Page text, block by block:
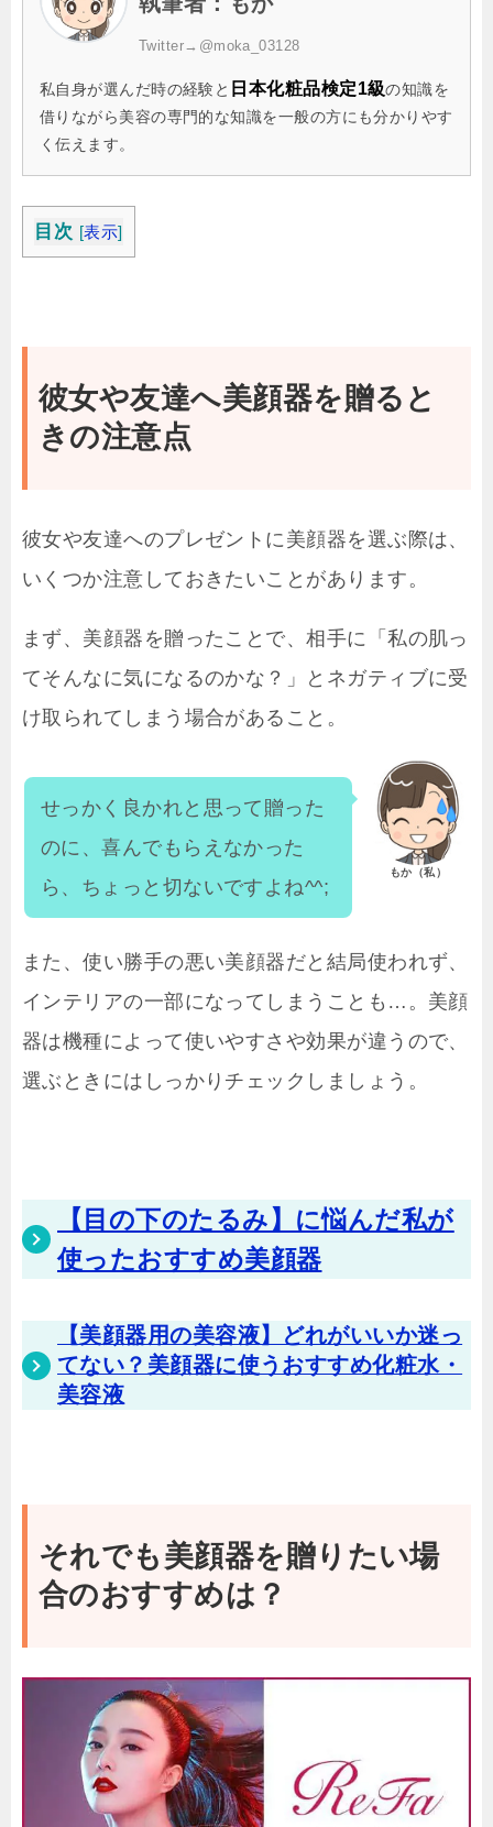
Twitter→ @moka_03128
私自身が選んだ時の経験と 日本化粧品検定1級の知識を
借りながら美容の専門的な知識を一般の方にも分かりやす
く伝えます。
目次 [表示]
彼女や友達へ美顔器を贈ると
きの注意点
彼女や友達へのプレゼントに美顔器を選ぶ際は、
いくつか注意しておきたいことがあります。
まず、美顔器を贈ったことで、相手に「私の肌っ
てそんなに気になるのかな？」とネガティブに受
け取られてしまう場合があること。
せっかく良かれと思って贈った
のに、喜んでもらえなかった
ら、ちょっと切ないですよね^^;
もか（私）
また、使い勝手の悪い美顔器だと結局使われず、
インテリアの一部になってしまうことも…。美顔
器は機種によって使いやすさや効果が違うので、
選ぶときにはしっかりチェックしましょう。
【目の下のたるみ】に悩んだ私が
使ったおすすめ美顔器
【美顔器用の美容液】どれがいいか迷っ
てない？美顔器に使うおすすめ化粧水・
美容液
それでも美顔器を贈りたい場
合のおすすめは？